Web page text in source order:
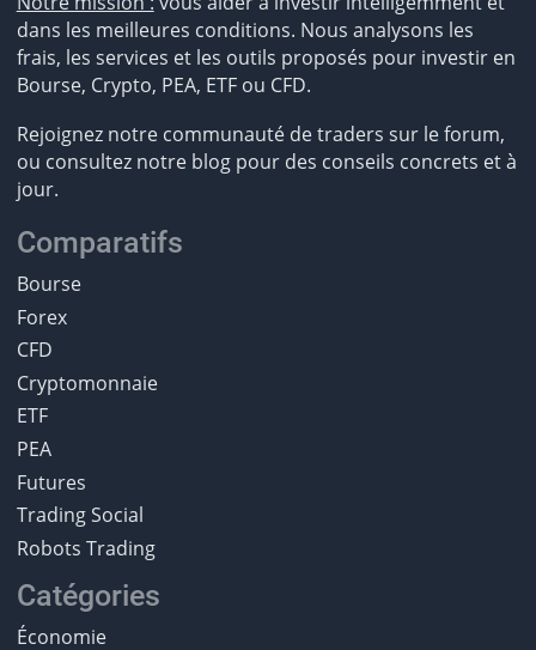
dans les meilleures conditions. Nous analysons les
frais, les services et les outils proposés pour investir en
Bourse, Crypto, PEA, ETF ou CFD.
Rejoignez notre communauté de traders sur le forum,
ou consultez notre blog pour des conseils concrets et à
jour.
Comparatifs
Bourse
Forex
CFD
Cryptomonnaie
ETF
PEA
Futures
Trading Social
Robots Trading
Catégories
Économie